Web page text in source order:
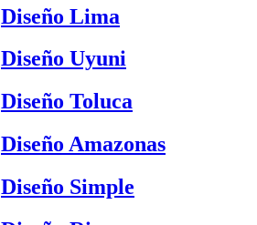
Diseño Lima
Diseño Uyuni
Diseño Toluca
Diseño Amazonas
Diseño Simple